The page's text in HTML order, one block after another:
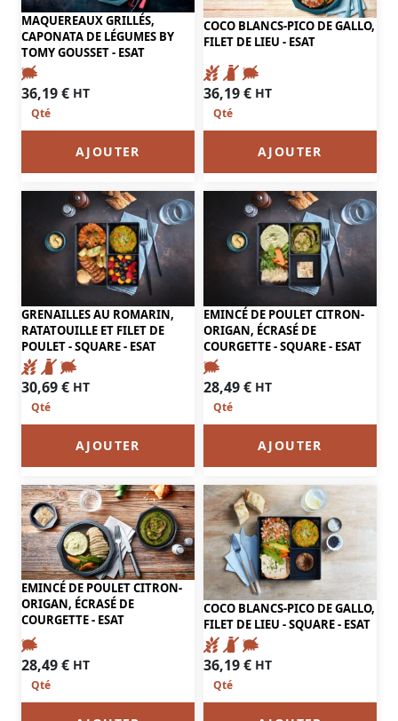
MAQUEREAUX GRILLÉS,
CAPONATA DE LÉGUMES BY
TOMY GOUSSET - ESAT
36,19€ HT
AJOUTER
COCO BLANCS-PICO DE GALLO,
FILET DE LIEU - ESAT
36,19€ HT
AJOUTER
GRENAILLES AU ROMARIN,
RATATOUILLE ET FILET DE
POULET - SQUARE - ESAT
30,69€ HT
AJOUTER
EMINCÉ DE POULET CITRON-
ORIGAN, ÉCRASÉ DE
COURGETTE - SQUARE - ESAT
28,49€ HT
AJOUTER
EMINCÉ DE POULET CITRON-
ORIGAN, ÉCRASÉ DE
COURGETTE - ESAT
28,49€ HT
COCO BLANCS-PICO DE GALLO,
FILET DE LIEU - SQUARE - ESAT
36,19€ HT